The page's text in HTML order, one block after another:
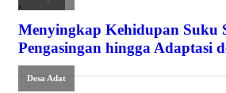
,
Menyingkap Kehidupan Suku
Pengasingan hingga Adaptasi
Desa Adat